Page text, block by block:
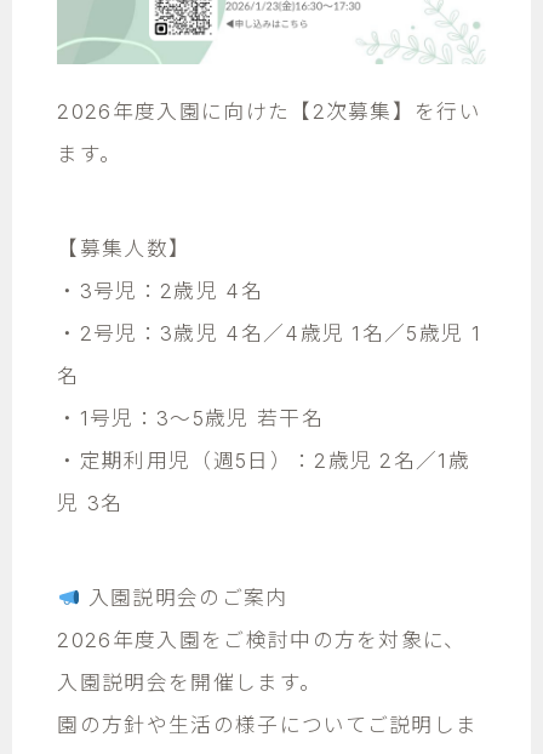
2026年度入園に向けた【2次募集】を行い
ます。
【募集人数】
・3号児：2歳児 4名
・2号児：3歳児 4名／4歳児 1名／5歳児 1
名
・1号児：3～5歳児 若干名
・定期利用児（週5日）：2歳児 2名／1歳
児 3名
入園説明会のご案内
2026年度入園をご検討中の方を対象に、
入園説明会を開催します。
園の方針や生活の様子についてご説明しま